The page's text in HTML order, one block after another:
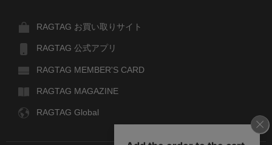
RAGTAG お買い取りサイト
RAGTAG 公式アプリ
RAGTAG MEMBER'S CARD
RAGTAG MAGAZINE
RAGTAG Global